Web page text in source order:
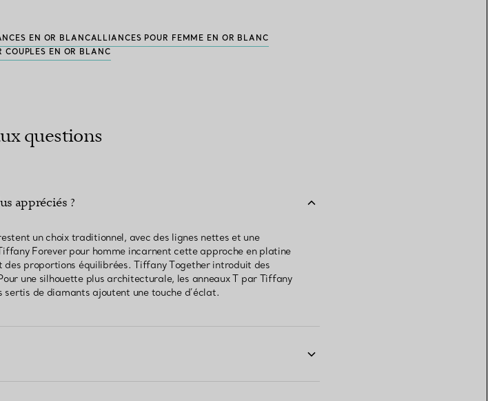
EN OR BLANCALLIANCES POUR FEMME EN OR BLANC
COUPLES EN OR BLANC
questions
appréciés ?
un choix traditionnel, avec des lignes nettes et une
Forever pour homme incarnent cette approche en platine
proportions équilibrées. Tiffany Together introduit des
une silhouette plus architecturale, les anneaux T par Tiffany
de diamants ajoutent une touche d’éclat.